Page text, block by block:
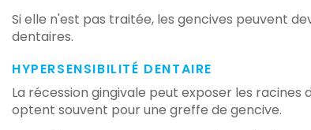
Si elle n'est pas traitée, les gencives peuvent
dentaires.
HYPERSENSIBILITÉ DENTAIRE
La récession gingivale peut exposer les
optent souvent pour une greffe de gencive.